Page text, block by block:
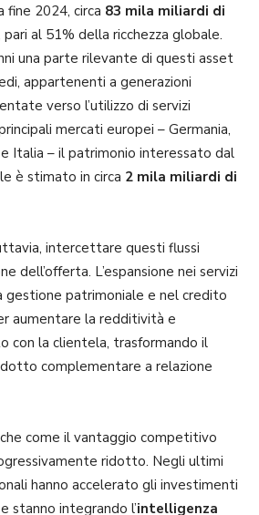
fine 2024, circa 83 mila miliardi di
al 51% della ricchezza globale.
una parte rilevante di questi asset
appartenenti a generazioni
verso l’utilizzo di servizi
mercati europei – Germania,
e Italia – il patrimonio interessato dal
è stimato in circa 2 mila miliardi di
intercettare questi flussi
dell’offerta. L’espansione nei servizi
gestione patrimoniale e nel credito
aumentare la redditività e
con la clientela, trasformando il
complementare a relazione
come il vantaggio competitivo
ridotto. Negli ultimi
hanno accelerato gli investimenti
stanno integrando l’intelligenza